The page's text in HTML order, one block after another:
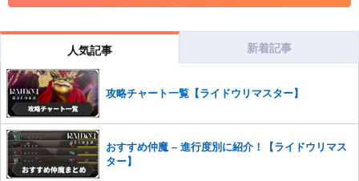
だけますでしょうか。
コメントの削除を申請する
※投稿内容を確認後、順次対応さ
せていただきます。ご了承ください。
※一度削除したコメントは復元ができませんのでご注意くだ
さい。
また、過度な利用規約の違反や、弊社に損害の及ぶ内容の書き込みがあ
った場合は、法的措置をとらせていただく場合もございますので、あら
かじめご理解くださいませ。
人気記事 新着記事
攻略チャート一覧【ライドウリマスター】
おすすめ仲魔 – 進行度別に紹介！【ライドウリマス
ター】